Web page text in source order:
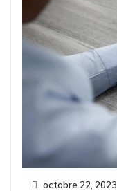
octobre 22, 2023